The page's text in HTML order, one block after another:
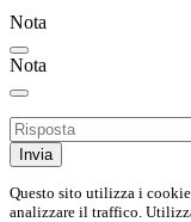
Nota
Nota
Invia
Questo sito utilizza i
analizzare il traffico.